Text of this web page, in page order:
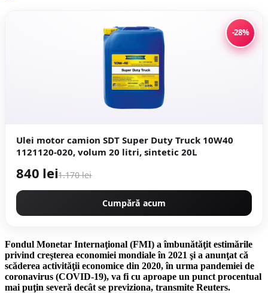
-28%
Ulei motor camion SDT Super Duty Truck 10W40
1121120-020, volum 20 litri, sintetic 20L
840 lei1.170 lei
Cumpără acum
Fondul Monetar Internaţional (FMI) a îmbunătăţit estimările
privind creşterea economiei mondiale în 2021 şi a anunţat că
scăderea activităţii economice din 2020, în urma pandemiei de
coronavirus (COVID-19), va fi cu aproape un punct procentual
mai puţin severă decât se previziona, transmite Reuters.